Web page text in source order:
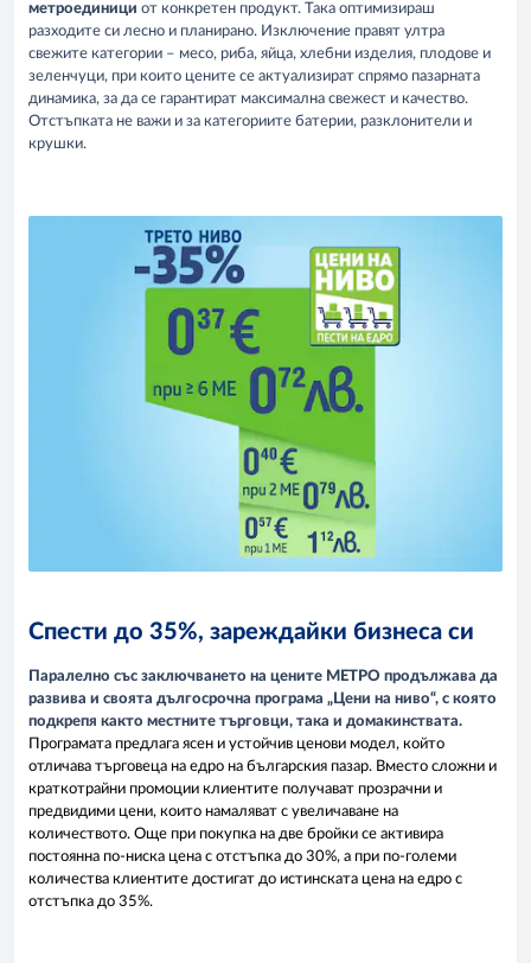
метроединици от конкретен продукт. Така оптимизираш
разходите си лесно и планирано. Изключение правят ултра
свежите категории – месо, риба, яйца, хлебни изделия, плодове и
зеленчуци, при които цените се актуализират спрямо пазарната
динамика, за да се гарантират максимална свежест и качество.
Отстъпката не важи и за категориите батерии, разклонители и
крушки.
Спести до 35%, зареждайки бизнеса си
Паралелно със заключването на цените МЕТРО продължава да
развива и своята дългосрочна програма „Цени на ниво“, с която
подкрепя както местните търговци, така и домакинствата.
Програмата предлага ясен и устойчив ценови модел, който
отличава търговеца на едро на българския пазар. Вместо сложни и
краткотрайни промоции клиентите получават прозрачни и
предвидими цени, които намаляват с увеличаване на
количеството. Още при покупка на две бройки се активира
постоянна по-ниска цена с отстъпка до 30%, а при по-големи
количества клиентите достигат до истинската цена на едро с
отстъпка до 35%.